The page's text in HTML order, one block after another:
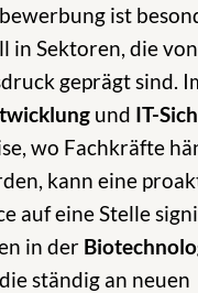
ist
in Sektoren, die
geprägt sind.
und IT-
wo Fachkräfte
kann eine
auf eine Stelle
in der
ständig an neuen